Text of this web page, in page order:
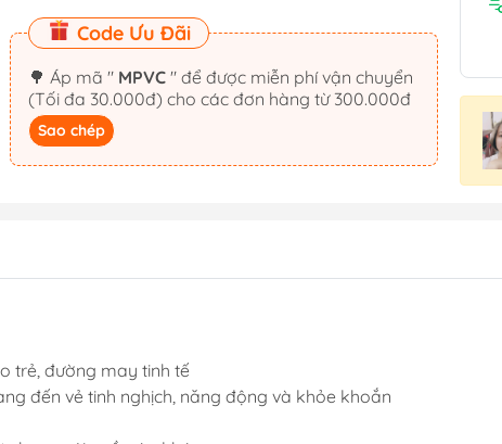
Code Ưu Đãi
🌳 Áp mã " MPVC" để được miễn phí vận chuyển
(Tối đa 30.000đ) cho các đơn hàng từ 300.000đ
Sao chép
trẻ, đường may tinh tế
đến vẻ tinh nghịch, năng động và khỏe khoắn